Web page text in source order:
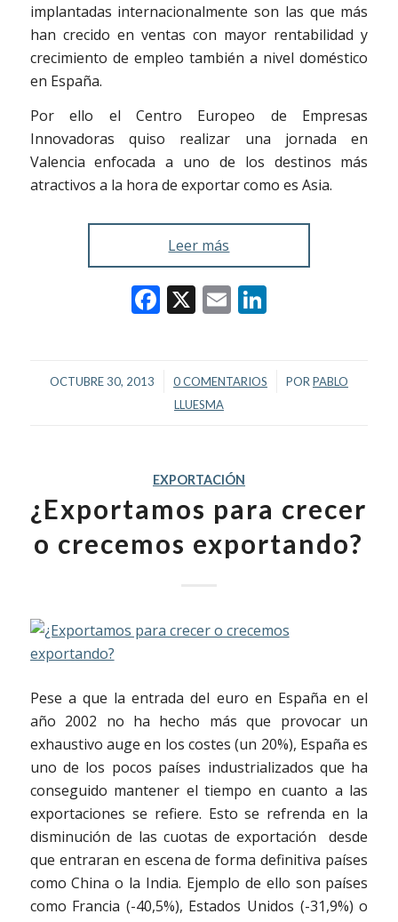
implantadas internacionalmente son las que más
han crecido en ventas con mayor rentabilidad y
crecimiento de empleo también a nivel doméstico
en España.
Por ello el Centro Europeo de Empresas
Innovadoras quiso realizar una jornada en
Valencia enfocada a uno de los destinos más
atractivos a la hora de exportar como es Asia.
Leer más
Facebook
X EmailLinkedIn
OCTUBRE 30, 2013
/ 0 COMENTARIOS
/ POR PABLO
LLUESMA
EXPORTACIÓN
¿Exportamos para crecer
o crecemos exportando?
Pese a que la entrada del euro en España en el
año 2002 no ha hecho más que provocar un
exhaustivo auge en los costes (un 20%), España es
uno de los pocos países industrializados que ha
conseguido mantener el tiempo en cuanto a las
exportaciones se refiere. Esto se refrenda en la
disminución de las cuotas de exportación desde
que entraran en escena de forma definitiva países
como China o la India. Ejemplo de ello son países
como Francia (-40,5%), Estados Unidos (-31,9%) o